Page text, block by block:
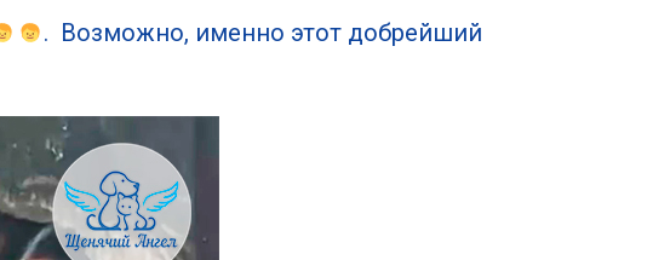
. Возможно, именно этот добрейший